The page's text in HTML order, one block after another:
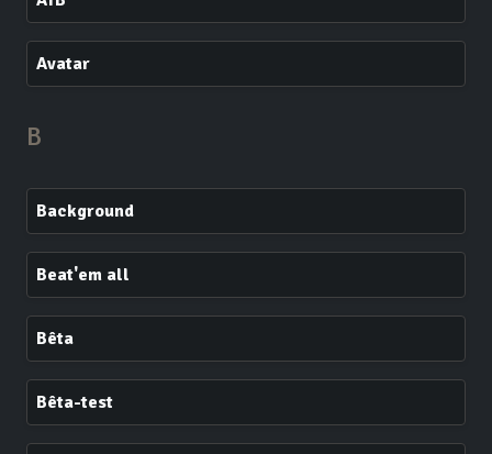
Avatar
B
Background
Beat'em all
Bêta
Bêta-test